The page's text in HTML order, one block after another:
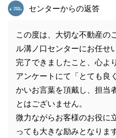
東急リバブル
センターからの返答
この度は、大切な不動産の
ル溝ノ口センターにお任せ
完了できましたこと、心よ
アンケートにて「とても良
かいお言葉を頂戴し、担当
とはございません。
微力ながらお客様のお役に
っても大きな励みとなりま